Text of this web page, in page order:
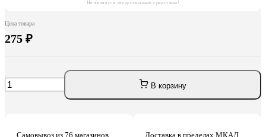
Не является лекарственным средством!
Цена товара
275 ₽
В корзину
Самовывоз из 76 магазинов Доставка в пределах МКАД,